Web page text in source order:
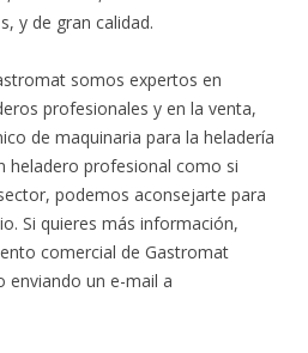
y de gran calidad.
somos expertos en
profesionales y en la venta,
de maquinaria para la heladería
heladero profesional como si
podemos aconsejarte para
Si quieres más información,
comercial de Gastromat
enviando un e-mail a